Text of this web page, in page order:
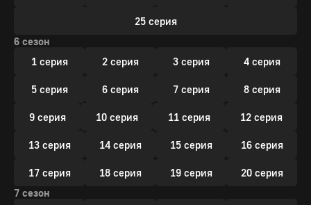
25 серия
6 сезон
1 серия
2 серия 3 серия 4 серия
5 серия 6 серия 7 серия 8 серия
9 серия 10 серия 11 серия 12 серия
13 серия 14 серия 15 серия 16 серия
17 серия 18 серия 19 серия
20 серия
7 сезон